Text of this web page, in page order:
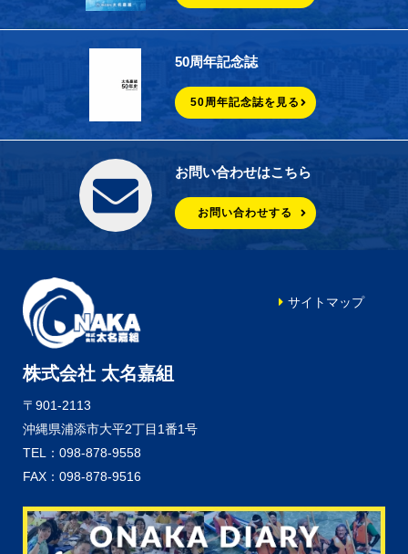
50周年記念誌
50周年記念誌を見る
お問い合わせはこちら
お問い合わせする
株式会社 太名嘉組
〒901-2113
沖縄県浦添市大平2丁目1番1号
TEL：098-878-9558
FAX：098-878-9516
サイトマップ